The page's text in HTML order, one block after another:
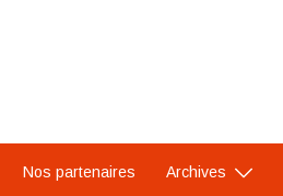
Nos partenaires Archives